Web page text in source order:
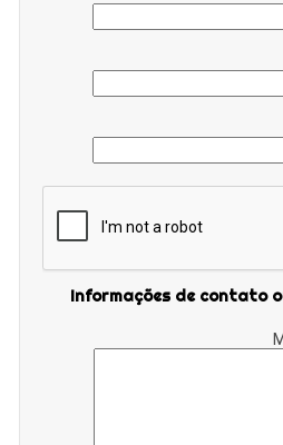
Informações de contato